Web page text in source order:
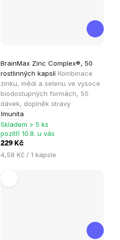
BrainMax Zinc Complex®, 50
rostlinných kapslí Kombinace
zinku, mědi a selenu ve vysoce
biodostupných formách, 50
dávek, doplněk stravy
Imunita
hodnocení
produktu
je
5,0
z
5
hvězdiček.
Skladem > 5 ks
pozítří 10.8. u vás
229 Kč
Měrná
4,58 Kč / 1 kapsle